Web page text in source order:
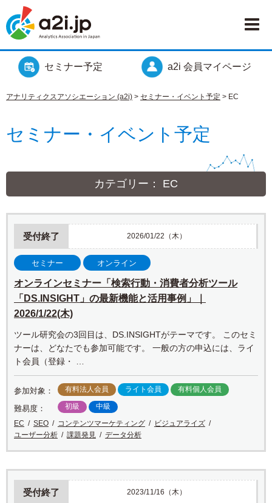
セミナー予定 a2i 会員マイページ
アナリティクスアソシエーション (a2i) > セミナー・イベント予定 > EC
セミナー・イベント予定
カテゴリー： EC
受付終了 2026/01/22（木）
セミナー オンライン
オンラインセミナー「検索行動・消費者分析ツール
「DS.INSIGHT」の最新機能と活用事例」｜
2026/1/22(木)
ツール研究会の3回目は、DS.INSIGHTがテーマです。 このセミ
ナーは、どなたでも参加可能です。 一般の方の申込には、ライ
ト会員（登録・ …
参加対象： 有料法人会員 ライト会員 有料個人会員
難易度： 初級
中級
EC
SEO コンテンツマーケティング
ビジュアライズ
ユーザー分析
課題発見 データ分析
受付終了 2023/11/16（木）